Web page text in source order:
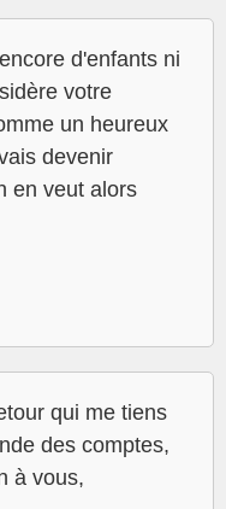
d'enfants ni
votre
un heureux
devenir
en veut alors
qui me tiens
des comptes,
à vous,